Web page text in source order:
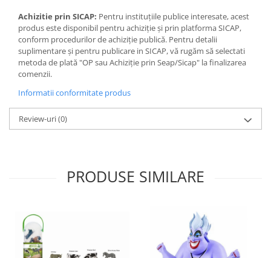
Carti pentru copii 2 ani
Carti pentru copii 3 ani
Carti pentru copii 4 ani
Carti pentru copii 8 ani
Idei cadou fetite
Cadouri bebelusi
indemana copiilor. Indepartati orice ambalaj al
jucariei/produsului inainte de a da jucaria/produsul copilului. Va
rugam sa supravegheati copilul in timp ce se joaca/foloseste
acest produs. Pastrati instructiunile si etichetele pentru referinte
viitoare. Pastrati jucaria/produsul departe de foc, feriti
jucaria/produsul de temperaturi ridicate si umiditate.
Achizitie prin SICAP: Pentru instituțiile publice interesate, acest
produs este disponibil pentru achiziție și prin platforma SICAP,
conform procedurilor de achiziție publică. Pentru detalii
suplimentare și pentru publicare in SICAP, vă rugăm să selectati
metoda de plată "OP sau Achiziție prin Seap/Sicap" la finalizarea
comenzii.
Informatii conformitate produs
Review-uri(0)
PRODUSE SIMILARE